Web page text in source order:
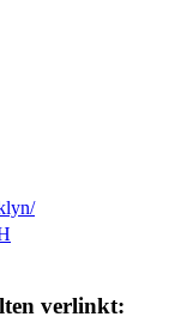
verlinkt: